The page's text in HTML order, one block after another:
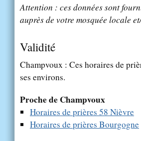
Attention : ces données sont
auprès de votre mosquée locale
Validité
Champvoux : Ces horaires de
ses environs.
Proche de Champvoux
Horaires de prières 58 Nièvre
Horaires de prières Bourgogne